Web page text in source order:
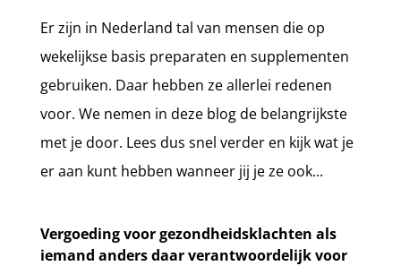
Er zijn in Nederland tal van mensen die op
wekelijkse basis preparaten en supplementen
gebruiken. Daar hebben ze allerlei redenen
voor. We nemen in deze blog de belangrijkste
met je door. Lees dus snel verder en kijk wat je
er aan kunt hebben wanneer jij je ze ook...
Vergoeding voor gezondheidsklachten als
iemand anders daar verantwoordelijk voor